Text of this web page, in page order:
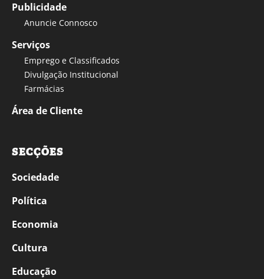
Publicidade
Anuncie Connosco
Serviços
Emprego e Classificados
Divulgação Institucional
Farmácias
Área de Cliente
SECÇÕES
Sociedade
Política
Economia
Cultura
Educação